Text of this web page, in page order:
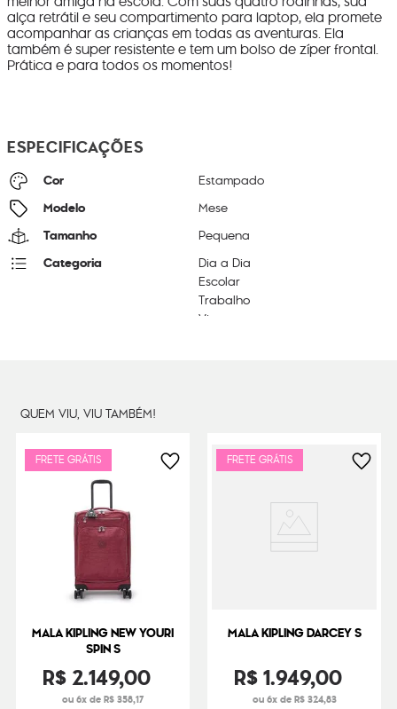
alça retrátil e seu compartimento para laptop, ela promete
acompanhar as crianças em todas as aventuras. Ela
também é super resistente e tem um bolso de zíper frontal.
Prática e para todos os momentos!
ESPECIFICAÇÕES
Cor Estampado
Modelo Mese
Tamanho Pequena
Categoria
Dia a Dia
Escolar
Trabalho
Viagem
Dimensões
QUEM VIU, VIU TAMBÉM!
FRETE GRÁTIS
MALA KIPLING NEW YOURI
SPIN S
R$2.149,00
ou 6x de R$ 358,17
FRETE GRÁTIS
MALA KIPLING DARCEY S
R$1.949,00
ou 6x de R$ 324,83